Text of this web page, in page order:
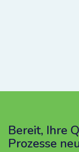
Bereit, Ihre
Prozesse